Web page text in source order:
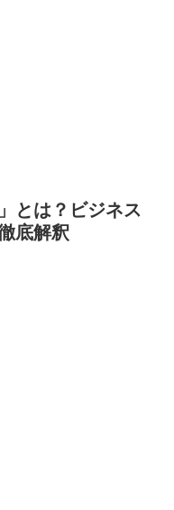
とは？ビジネス
底解釈